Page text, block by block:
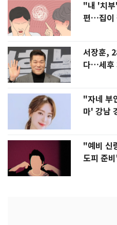
"내 '치부
편…집이
서장훈,
다…세후
"자네 부
마' 강남
"예비 신
도피 준